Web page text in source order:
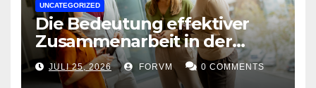
UNCATEGORIZED
Die Bedeutung effektiver
Zusammenarbeit in der
Arbeitswelt
JULI 25, 2026 FORVM 0 COMMENTS